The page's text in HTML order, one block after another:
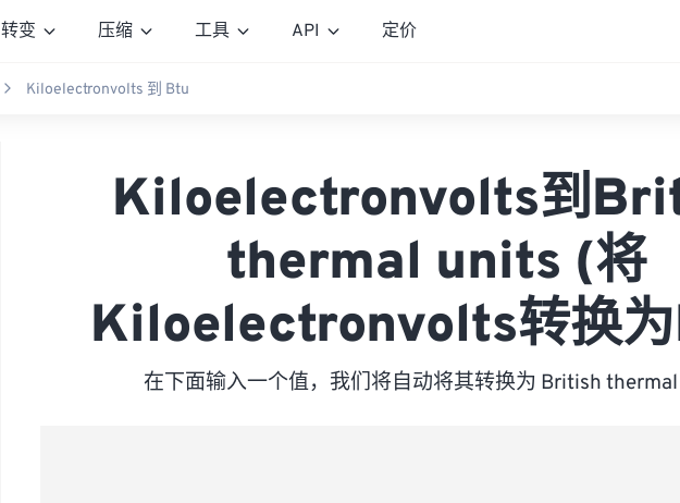
转变 压缩 工具 API 定价
Kiloelectronvolts 到 Btu
Kiloelectronvolts到
thermal units (将
Kiloelectronvolts转换
在下面输入一个值，我们将自动将其转换为 British